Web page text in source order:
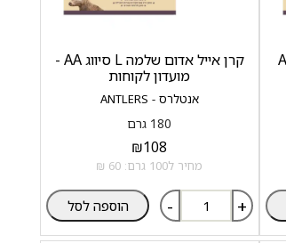
אנטלרס - ANTLERS
קרן אייל אדום שלמה L סיווג AA -
מועדון לקוחות
180 גרם
₪108
מחיר ל100 גרם: 60 ₪
- + הוספה לסל